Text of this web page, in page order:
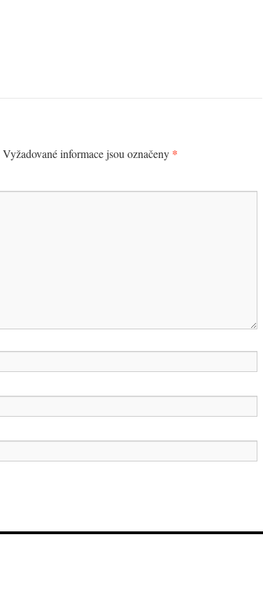
Vyžadované informace jsou označeny *